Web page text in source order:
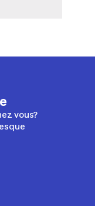
vous?